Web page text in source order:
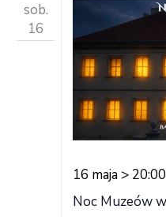
sob.
16
Noc Muzeów
16 maja > 20:00